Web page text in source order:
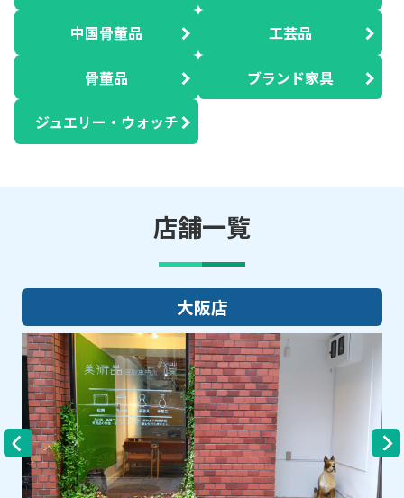
中国骨董品 工芸品
骨董品 ブランド家具
ジュエリー・ウォッチ
店舗一覧
大阪店